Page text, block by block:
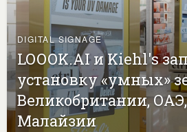
DIGITAL SIGNAGE
LOOOK.AI и Kiehl's
установку «умных»
Великобритании,
Малайзии